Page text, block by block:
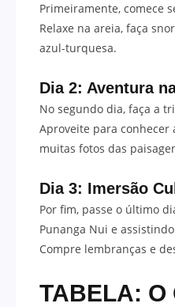
Primeiramente, comece
Relaxe na areia, faça
azul-turquesa.
Dia 2: Aventura
No segundo dia, faça a
Aproveite para conhecer
muitas fotos das
Dia 3: Imersão
Por fim, passe o último
Punanga Nui e
Compre lembranças e
TABELA: O